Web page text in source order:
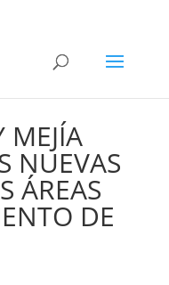
MEJÍA
NUEVAS
ÁREAS
DE